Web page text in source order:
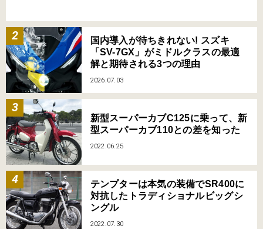
国内導入が待ちきれない! スズキ
「SV-7GX」がミドルクラスの最適
解と期待される3つの理由
2026.07.03
新型スーパーカブC125に乗って、新
型スーパーカブ110との差を知った
2022.06.25
テンプターは本気の装備でSR400に
対抗したトラディショナルビッグシ
ングル
2022.07.30